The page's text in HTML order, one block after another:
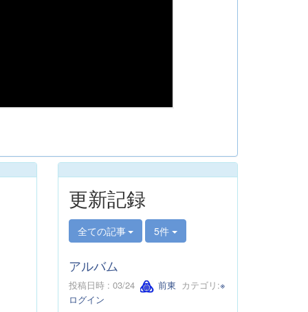
更新記録
全ての記事 5件
アルバム
投稿日時 : 03/24 前東 カテゴリ:※
ログイン